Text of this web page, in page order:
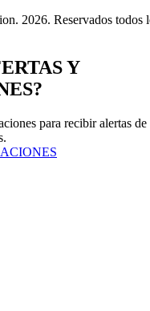
2026. Reservados todos
Y
para recibir alertas de